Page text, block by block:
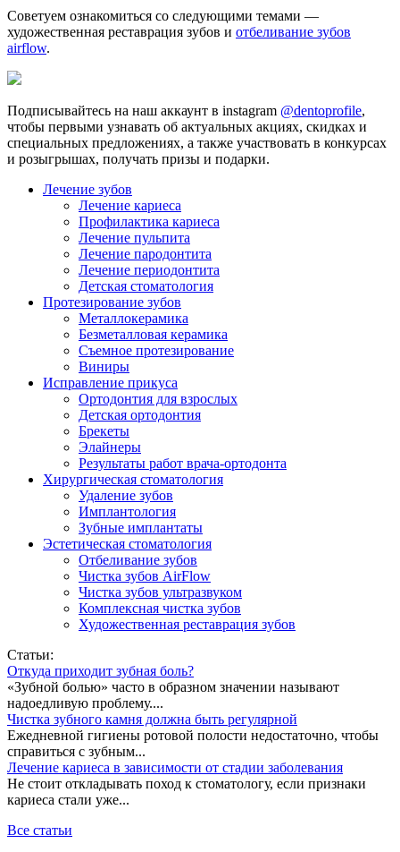
Советуем ознакомиться со следующими темами —
художественная реставрация зубов и отбеливание зубов
airflow.
Подписывайтесь на наш аккаунт в instagram @dentoprofile,
чтобы первыми узнавать об актуальных акциях, скидках и
специальных предложениях, а также участвовать в конкурсах
и розыгрышах, получать призы и подарки.
Лечение зубов
Лечение кариеса
Профилактика кариеса
Лечение пульпита
Лечение пародонтита
Лечение периодонтита
Детская стоматология
Протезирование зубов
Металлокерамика
Безметалловая керамика
Съемное протезирование
Виниры
Исправление прикуса
Ортодонтия для взрослых
Детская ортодонтия
Брекеты
Элайнеры
Результаты работ врача-ортодонта
Хирургическая стоматология
Удаление зубов
Имплантология
Зубные имплантаты
Эстетическая стоматология
Отбеливание зубов
Чистка зубов AirFlow
Чистка зубов ультразвуком
Комплексная чистка зубов
Художественная реставрация зубов
Статьи:
Откуда приходит зубная боль?
«Зубной болью» часто в образном значении называют
надоедливую проблему....
Чистка зубного камня должна быть регулярной
Ежедневной гигиены ротовой полости недостаточно, чтобы
справиться с зубным...
Лечение кариеса в зависимости от стадии заболевания
Не стоит откладывать поход к стоматологу, если признаки
кариеса стали уже...
Все статьи